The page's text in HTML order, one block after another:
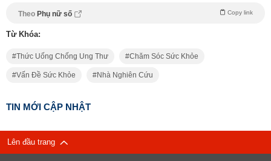
Theo Phụ nữ số Copy link
Từ Khóa:
Thức Uống Chống Ung Thư Chăm Sóc Sức Khỏe
Vấn Đề Sức Khỏe Nhà Nghiên Cứu
TIN MỚI CẬP NHẬT
Lên đầu trang